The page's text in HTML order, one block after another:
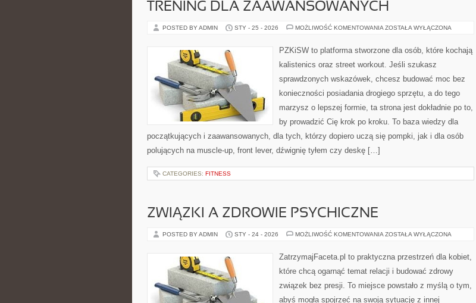
TRENING DLA ZAAWANSOWANYCH
POSTED BY ADMIN STY - 25 - 2026 MOŻLIWOŚĆ KOMENTOWANIA TRENING
ZOSTAŁA WYŁĄCZONA
PZKiSW to platforma stworzone dla osób, które kochają
kalistenics oraz street workout. Jeśli szukasz
sprawdzonych wskazówek, chcesz budować moc bez
konieczności posiadania drogiego sprzętu, a do tego
marzysz o lepszej formie, ta strona jest dokładnie po to,
by prowadzić Cię krok po kroku. To baza wiedzy dla
początkujących i zaawansowanych, dla tych, którzy dopiero uczą się pompki, jak i dla osób
polujących na muscle-up, front lever, dźwignię tyłem czy deskę […]
CATEGORIES: FITNESS
ZWIĄZKI A ZDROWIE PSYCHICZNE
POSTED BY ADMIN STY - 24 - 2026 MOŻLIWOŚĆ KOMENTOWANIA ZWIĄZKI
PSYCHICZNE
ZOSTAŁA WYŁĄCZONA
ZatrzymajFaceta.pl to praktyczna przestrzeń dla kobiet,
które chcą ogarnąć temat relacji i budować zdrowy
związek bez presji. To miejsce powstało z myślą o tym,
abyś mogła spojrzeć na swoją sytuację z innej